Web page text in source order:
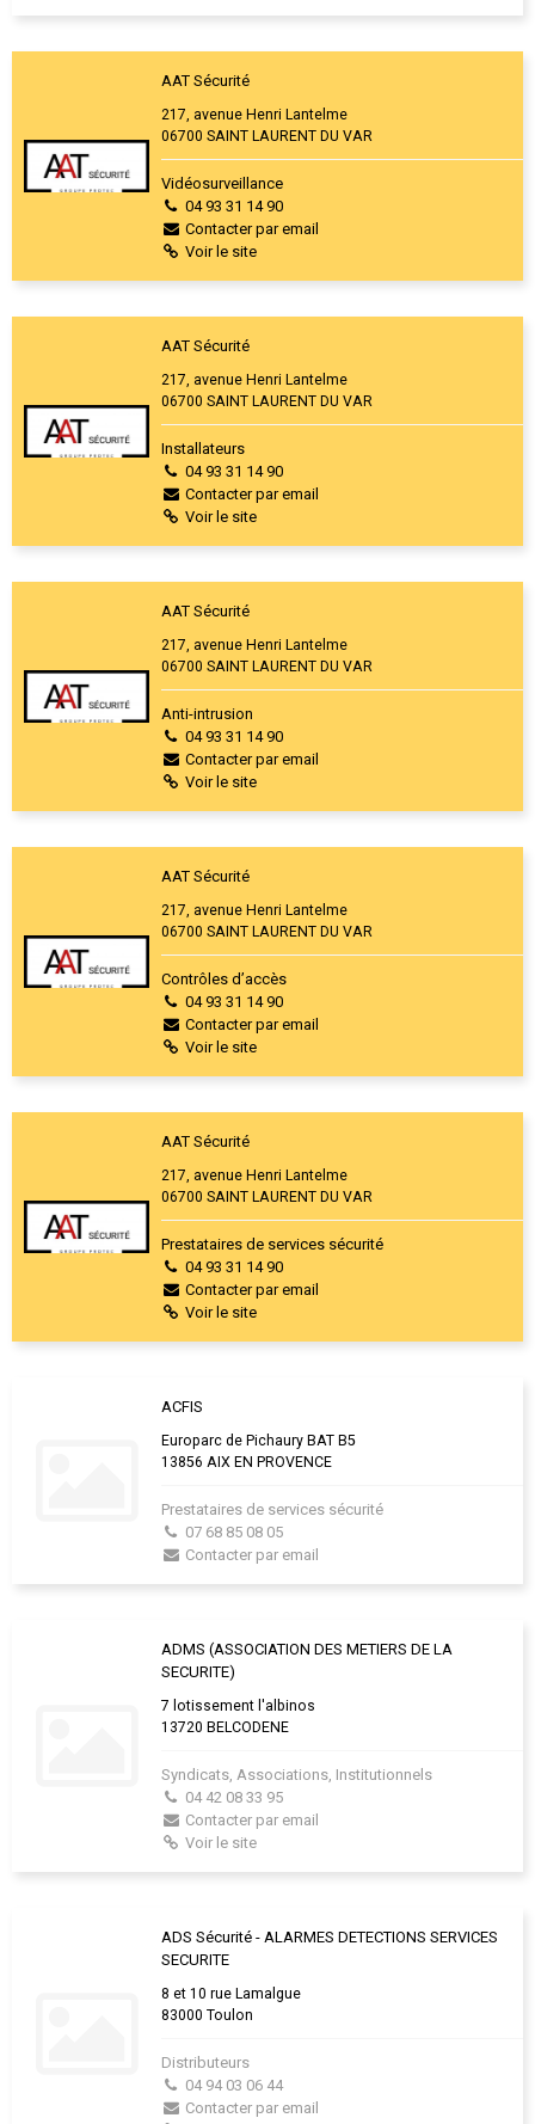
AAT Sécurité
217, avenue Henri Lantelme
06700 SAINT LAURENT DU VAR
Vidéosurveillance
04 93 31 14 90
Contacter par email
Voir le site
AAT Sécurité
217, avenue Henri Lantelme
06700 SAINT LAURENT DU VAR
Installateurs
04 93 31 14 90
Contacter par email
Voir le site
AAT Sécurité
217, avenue Henri Lantelme
06700 SAINT LAURENT DU VAR
Anti-intrusion
04 93 31 14 90
Contacter par email
Voir le site
AAT Sécurité
217, avenue Henri Lantelme
06700 SAINT LAURENT DU VAR
Contrôles d’accès
04 93 31 14 90
Contacter par email
Voir le site
AAT Sécurité
217, avenue Henri Lantelme
06700 SAINT LAURENT DU VAR
Prestataires de services sécurité
04 93 31 14 90
Contacter par email
Voir le site
ACFIS
Europarc de Pichaury BAT B5
13856 AIX EN PROVENCE
Prestataires de services sécurité
07 68 85 08 05
Contacter par email
ADMS (ASSOCIATION DES METIERS DE LA
SECURITE)
7 lotissement l'albinos
13720 BELCODENE
Syndicats, Associations, Institutionnels
04 42 08 33 95
Contacter par email
Voir le site
ADS Sécurité - ALARMES DETECTIONS SERVICES
SECURITE
8 et 10 rue Lamalgue
83000 Toulon
Distributeurs
04 94 03 06 44
Contacter par email